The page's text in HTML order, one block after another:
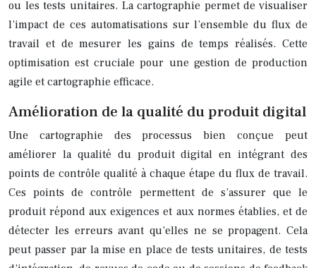
ou les tests unitaires. La cartographie permet de visualiser
l’impact de ces automatisations sur l’ensemble du flux de
travail et de mesurer les gains de temps réalisés. Cette
optimisation est cruciale pour une gestion de production
agile et cartographie efficace.
Amélioration de la qualité du produit digital
Une cartographie des processus bien conçue peut
améliorer la qualité du produit digital en intégrant des
points de contrôle qualité à chaque étape du flux de travail.
Ces points de contrôle permettent de s’assurer que le
produit répond aux exigences et aux normes établies, et de
détecter les erreurs avant qu’elles ne se propagent. Cela
peut passer par la mise en place de tests unitaires, de tests